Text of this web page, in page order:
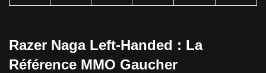
Razer Naga Left-Handed : La
Référence MMO Gaucher